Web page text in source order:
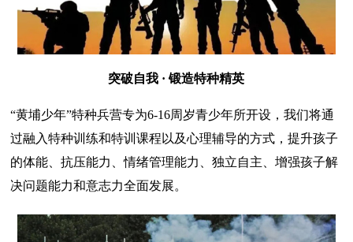
突破自我 · 锻造特种精英
“黄埔少年”特种兵营专为6-16周岁青少年所开设，我们将通
过融入特种训练和特训课程以及心理辅导的方式，提升孩子
的体能、抗压能力、情绪管理能力、独立自主、增强孩子解
决问题能力和意志力全面发展。